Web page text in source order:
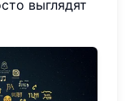
выглядят